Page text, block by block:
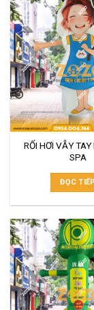
RỐI HƠI VẪY
SPA
ĐỌC TIẾP